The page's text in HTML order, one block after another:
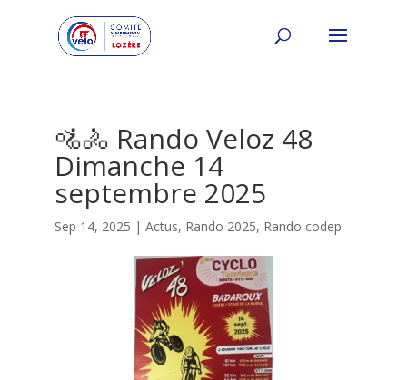
🚵🚴 Rando Veloz 48
Dimanche 14
septembre 2025
Sep 14, 2025 | Actus, Rando 2025, Rando codep